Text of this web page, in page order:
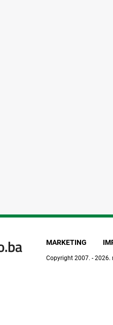
MARKETING
Copyright 2007. - 2026.